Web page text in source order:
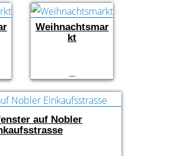
Weihnachtsmar
kt
auf Nobler